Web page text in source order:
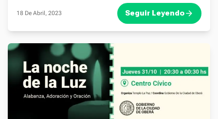
18 De Abril, 2023 Seguir Leyendo